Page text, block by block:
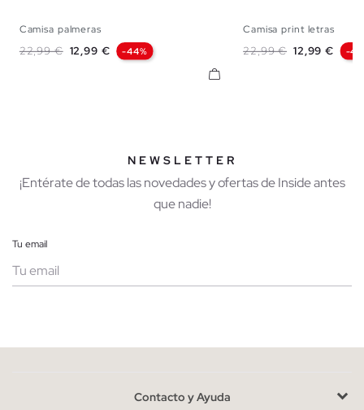
XS
Camisa palmeras
Precio base
22,99 € Precio
12,99 € -44%
Camisa print letras
Precio base
22,99 € Precio
12,99 € -
NEWSLETTER
¡Entérate de todas las novedades y ofertas de Inside antes
que nadie!
Tu email
He leído y entiendo lapolítica de privacidad
Contacto y Ayuda